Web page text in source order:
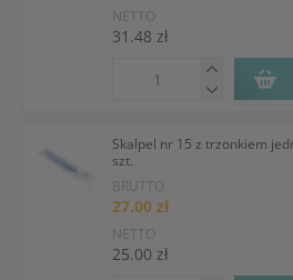
NETTO
31.48 zł
Skalpel nr 15 z trzonkiem
szt.
BRUTTO
27.00 zł
NETTO
25.00 zł